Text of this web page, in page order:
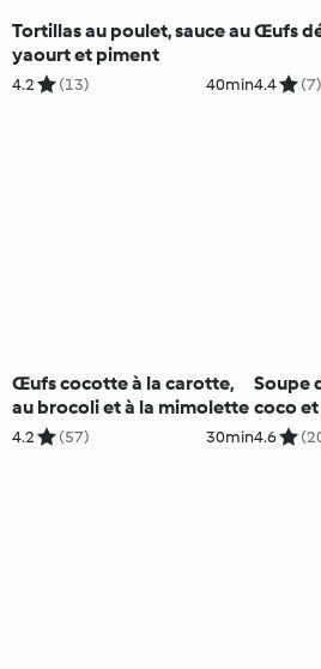
Tortillas au poulet, sauce au
yaourt et piment
4.2 (13) 40min
Œufs
4.4 (7)
Œufs cocotte à la carotte,
au brocoli et à la mimolette
4.2 (57) 30min
Soupe
coco
4.6